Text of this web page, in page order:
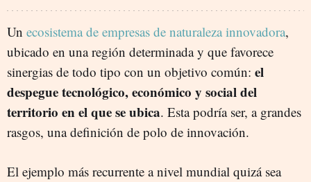
Un ecosistema de empresas de naturaleza innovadora,
ubicado en una región determinada y que favorece
sinergias de todo tipo con un objetivo común: el
despegue tecnológico, económico y social del
territorio en el que se ubica. Esta podría ser, a grandes
rasgos, una definición de polo de innovación.
El ejemplo más recurrente a nivel mundial quizá sea